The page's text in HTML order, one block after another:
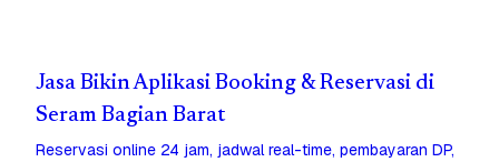
Jasa Bikin Aplikasi Booking & Reservasi di
Seram Bagian Barat
Reservasi online 24 jam, jadwal real-time, pembayaran DP,